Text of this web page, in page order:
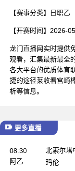
【赛事分类】 日职乙
【开赛时间】 2026-
龙门直播网实时提供
观看，汇集最新最全
各大平台的优质体育
捷的途径莱收看宫崎
析等信息。
更多直播
08:30
阿乙
北索尔塔
玛伦